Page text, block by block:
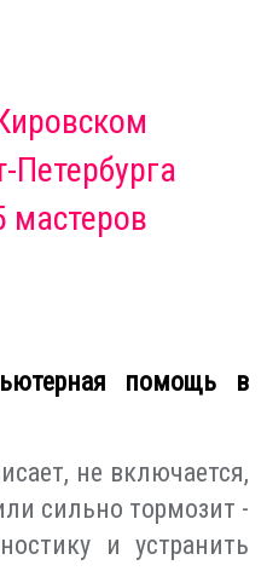
Петербурга
мастеров
помощь в
не включается,
сильно тормозит -
и устранить